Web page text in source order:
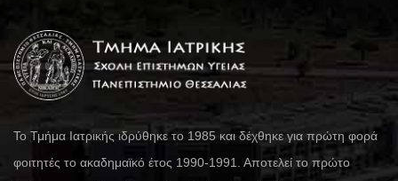
Το Τμήμα Ιατρικής ιδρύθηκε το 1985 και δέχθηκε για πρώτη φορά
φοιτητές το ακαδημαϊκό έτος 1990-1991. Αποτελεί το πρώτο